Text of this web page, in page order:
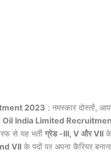
2023 : नमस्कार दोस्तों,
Oil India Limited
से यह भर्ती ग्रेड -III, V और VII
VII के पदों पर अपना कैरियर